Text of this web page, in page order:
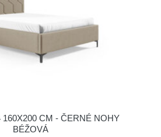
160X200 CM - ČERNÉ NOHY
BÉŽOVÁ